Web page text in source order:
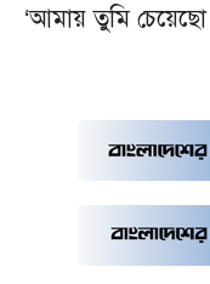
‘আমায় তুমি চেয়েছো